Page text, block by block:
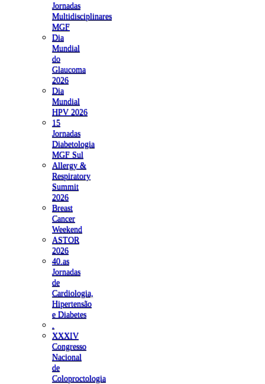
Jornadas
Multidisciplinares
MGF
Dia
Mundial
do
Glaucoma
2026
Dia
Mundial
HPV 2026
15
Jornadas
Diabetologia
MGF Sul
Allergy &
Respiratory
Summit
2026
Breast
Cancer
Weekend
ASTOR
2026
40.as
Jornadas
de
Cardiologia,
Hipertensão
e Diabetes
XXXIV
Congresso
Nacional
de
Coloproctologia